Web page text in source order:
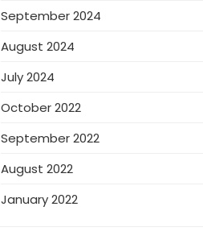
September 2024
August 2024
July 2024
October 2022
September 2022
August 2022
January 2022